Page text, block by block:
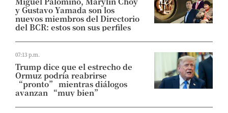
y Gustavo Yamada son los
nuevos miembros del Directorio
del BCR: estos son sus perfiles
07:13 p.m.
Trump dice que el estrecho de
Ormuz podría reabrirse
“pronto” mientras diálogos
avanzan “muy bien”